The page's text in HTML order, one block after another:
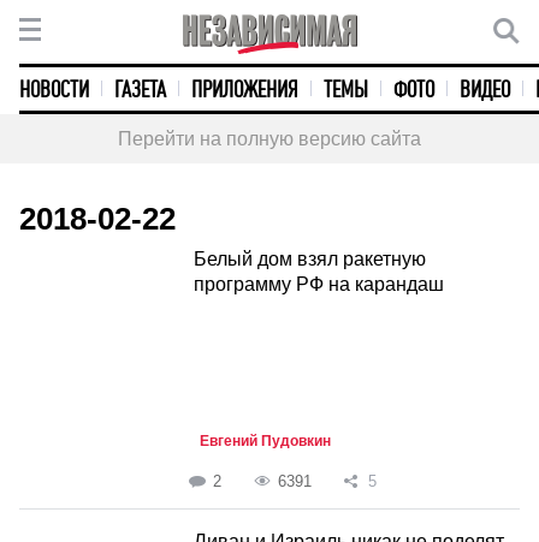
НОВОСТИ ГАЗЕТА ПРИЛОЖЕНИЯ ТЕМЫ ФОТО ВИДЕО
Перейти на полную версию сайта
2018-02-22
Белый дом взял ракетную
программу РФ на карандаш
Евгений Пудовкин
2 6391 5